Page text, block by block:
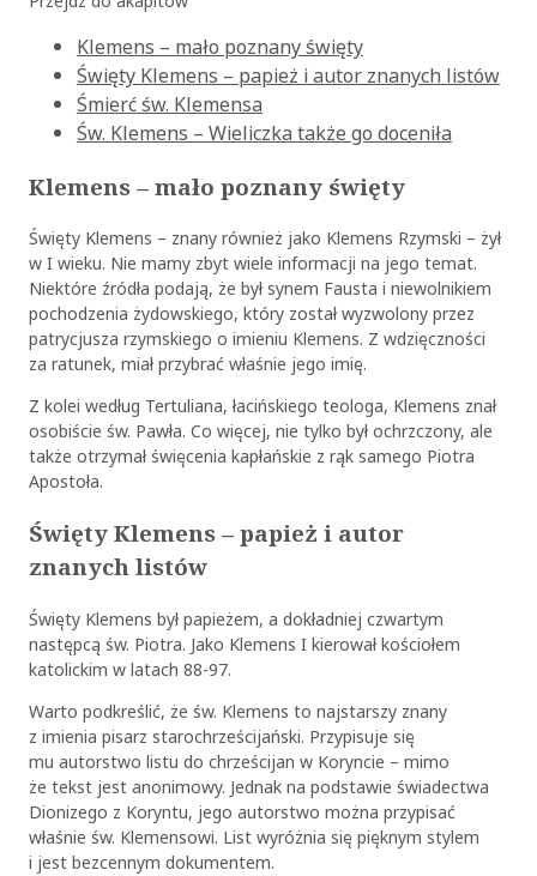
Klemens – mało poznany święty
Święty Klemens – papież i autor znanych listów
Śmierć św. Klemensa
Św. Klemens – Wieliczka także go doceniła
Klemens – mało poznany święty
Święty Klemens – znany również jako Klemens Rzymski – żył
w I wieku. Nie mamy zbyt wiele informacji na jego temat.
Niektóre źródła podają, że był synem Fausta i niewolnikiem
pochodzenia żydowskiego, który został wyzwolony przez
patrycjusza rzymskiego o imieniu Klemens. Z wdzięczności
za ratunek, miał przybrać właśnie jego imię.
Z kolei według Tertuliana, łacińskiego teologa, Klemens znał
osobiście św. Pawła. Co więcej, nie tylko był ochrzczony, ale
także otrzymał święcenia kapłańskie z rąk samego Piotra
Apostoła.
Święty Klemens – papież i autor
znanych listów
Święty Klemens był papieżem, a dokładniej czwartym
następcą św. Piotra. Jako Klemens I kierował kościołem
katolickim w latach 88-97.
Warto podkreślić, że św. Klemens to najstarszy znany
z imienia pisarz starochrześcijański. Przypisuje się
mu autorstwo listu do chrześcijan w Koryncie – mimo
że tekst jest anonimowy. Jednak na podstawie świadectwa
Dionizego z Koryntu, jego autorstwo można przypisać
właśnie św. Klemensowi. List wyróżnia się pięknym stylem
i jest bezcennym dokumentem.